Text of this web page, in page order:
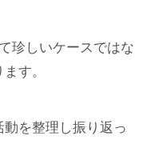
珍しいケースではな
す。
を整理し振り返っ